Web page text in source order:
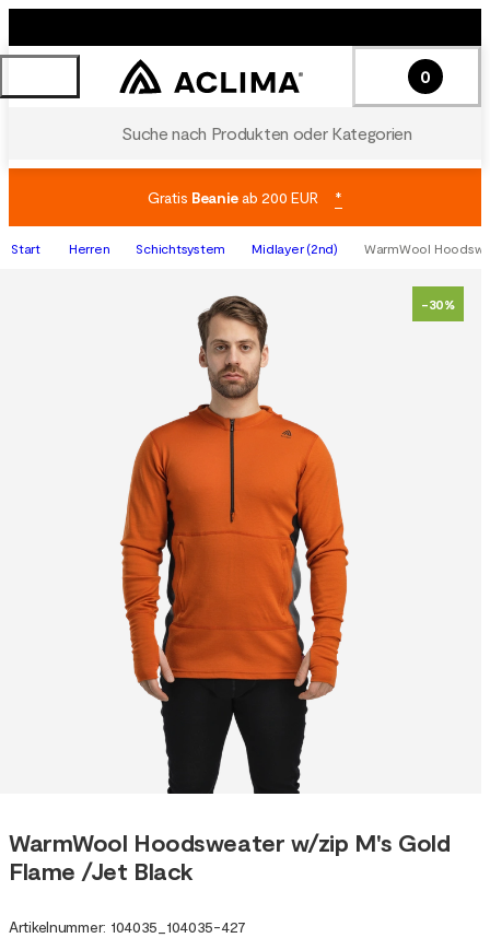
Suche nach Produkten oder Kategorien
0
Gratis Beanieab 200 EUR *
Start Herren Schichtsystem Midlayer (2nd) WarmWool
-30%
WarmWool Hoodsweater w/zip M's Gold
Flame /Jet Black
Artikelnummer: 104035 104035-427